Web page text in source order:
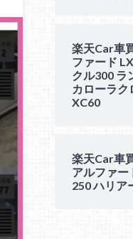
楽天Car車
ファード
クル300 ラ
カローラク
XC60
楽天Car車
アルファー
250 ハリア